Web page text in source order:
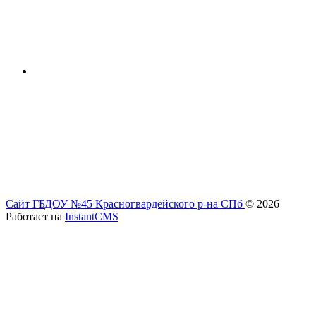
Сайт ГБДОУ №45 Красногвардейского р-на СПб © 2026
Работает на InstantCMS